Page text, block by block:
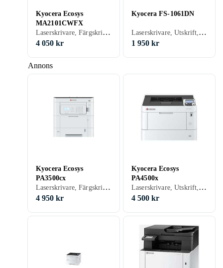
Annons
Kyocera Ecosys
MA2101CWFX
Laserskrivare, Färgskrivare, Utskrift, Skanna, Kopiering, Fax, USB, RJ-45 (Ethernet), Wi-Fi, Wi-Fi Direct, Minneskortsläsare
4 050 kr
Kyocera FS-1061DN
Laserskrivare, Utskrift, USB, RJ-45 (Ethernet)
1 950 kr
Kyocera Ecosys
PA3500cx
Laserskrivare, Färgskrivare, Utskrift, Skanna, USB, RJ-45 (Ethernet), Wi-Fi
4 950 kr
Kyocera Ecosys
PA4500x
Laserskrivare, Utskrift, Skanna, USB, RJ-45 (Ethernet), Parallellport, Wi-Fi
4 500 kr